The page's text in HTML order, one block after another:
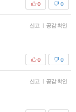
0
0
신고 | 공감 확인
0
0
신고 | 공감 확인